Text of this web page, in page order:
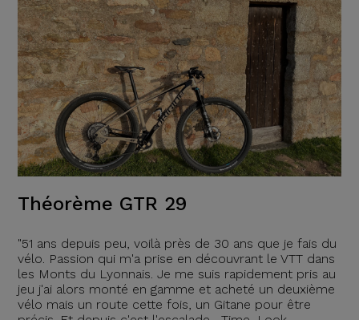
Théorème GTR 29
"51 ans depuis peu, voilà près de 30 ans que je fais du
vélo. Passion qui m'a prise en découvrant le VTT dans
les Monts du Lyonnais. Je me suis rapidement pris au
jeu j'ai alors monté en gamme et acheté un deuxième
vélo mais un route cette fois, un Gitane pour être